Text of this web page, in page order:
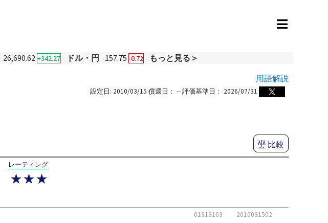
26,690.62 +342.27 ドル・円 157.75 -0.72
もっと見る＞
用語解説
設定日: 2010/03/15 償還日： -- 評価基準日： 2026/07/31
比較
レーティング
★★★
01313103 2010031502